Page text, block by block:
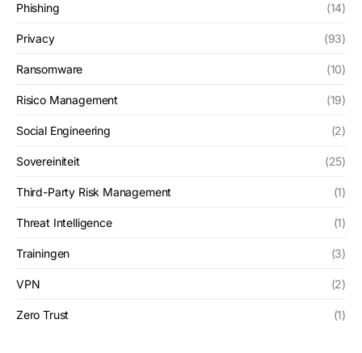
Phishing (14)
Privacy (93)
Ransomware (10)
Risico Management (19)
Social Engineering (2)
Sovereiniteit (25)
Third-Party Risk Management (1)
Threat Intelligence (1)
Trainingen (3)
VPN (2)
Zero Trust (1)